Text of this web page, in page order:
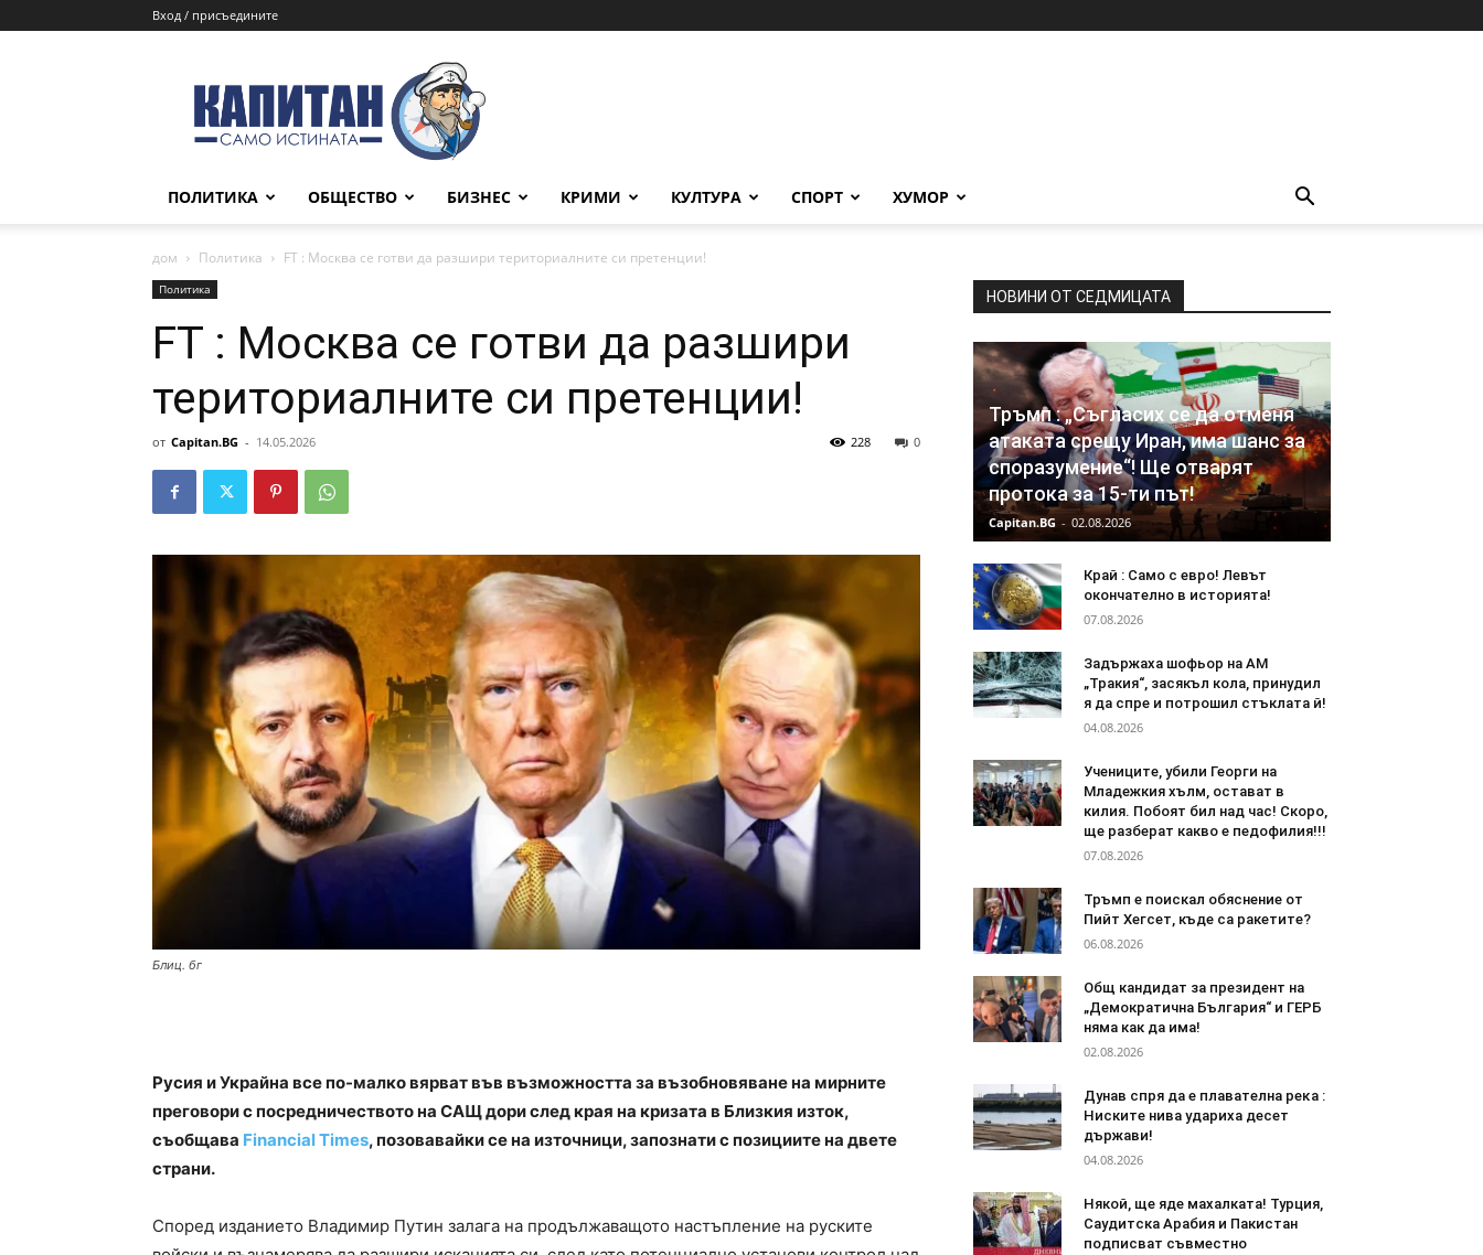
Вход / присъедините
ПОЛИТИКА ОБЩЕСТВО БИЗНЕС КРИМИ КУЛТУРА СПОРТ ХУМОР
дом Политика FT : Москва се готви да разшири териториалните си претенции!
Политика
FT : Москва се готви да разшири
териториалните си претенции!
от Capitan.BG - 14.05.2026 0
228
Блиц. бг
Русия и Украйна все по-малко вярват във възможността за възобновяване на мирните
преговори с посредничеството на САЩ дори след края на кризата в Близкия изток,
съобщава Financial Times, позовавайки се на източници, запознати с позициите на двете
страни.
Според изданието Владимир Путин залага на продължаващото настъпление на руските
НОВИНИ ОТ СЕДМИЦАТА
Тръмп : „Съгласих се да отменя
атаката срещу Иран, има шанс за
споразумение“! Ще отварят
протока за 15-ти път!
Capitan.BG - 02.08.2026
Край : Само с евро! Левът
окончателно в историята!
07.08.2026
Задържаха шофьор на АМ
„Тракия“, засякъл кола, принудил
я да спре и потрошил стъклата й!
04.08.2026
Учениците, убили Георги на
Младежкия хълм, остават в
килия. Побоят бил над час! Скоро,
ще разберат какво е педофилия!!!
07.08.2026
Тръмп е поискал обяснение от
Пийт Хегсет, къде са ракетите?
06.08.2026
Общ кандидат за президент на
„Демократична България“ и ГЕРБ
няма как да има!
02.08.2026
Дyнaв спря да e плaвaтeлнa peĸa :
Ниските нива удариха десет
държави!
04.08.2026
Някой, ще яде махалката! Турция,
Саудитска Арабия и Пакистан
подписват съвместно